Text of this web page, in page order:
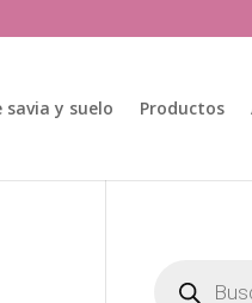
y suelo Productos